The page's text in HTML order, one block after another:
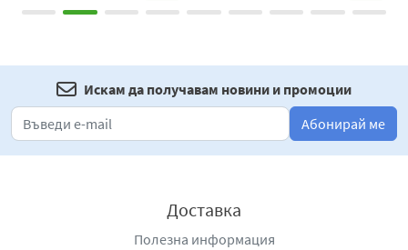
Искам да получавам новини и промоции
Абонирай ме
Доставка
Полезна информация